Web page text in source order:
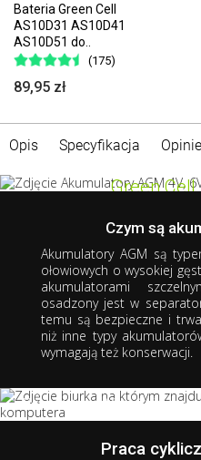
Bateria Green Cell
AS10D31 AS10D41
AS10D51 do..
(175)
89,95 zł
Opis Specyfikacja Opinie
Green Cell
Akumulator
Serce Twoich
wydajniejsze niż
5+ lat
Gwarancja
Praca w różnych
Wysoka wydajność
Bezobsługowy
Czym są
Akumulatory AGM są
ołowiowych o wysokiej
akumulatorami
osadzony jest w
temu są bezpieczne i
niż inne typy
wymagają też konserwacji.
AkumulatoryAGM świetnie
w instalacjach
systemach alarmowych i
Praca